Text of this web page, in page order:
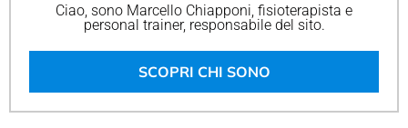
Ciao, sono Marcello Chiapponi, fisioterapista e
personal trainer, responsabile del sito.
SCOPRI CHI SONO